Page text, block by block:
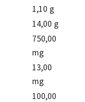
1,10 g
14,00 g
750,00
mg
13,00
mg
100,00